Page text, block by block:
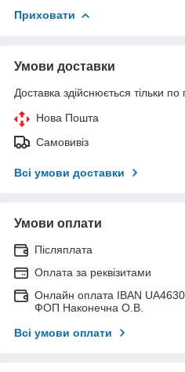
Приховати
Умови доставки
Доставка здійснюється тільки по
Нова Пошта
Самовивіз
Всі умови доставки
Умови оплати
Післяплата
Оплата за реквізитами
Онлайн оплата IBAN
ФОП Наконечна О.В.
Всі умови оплати